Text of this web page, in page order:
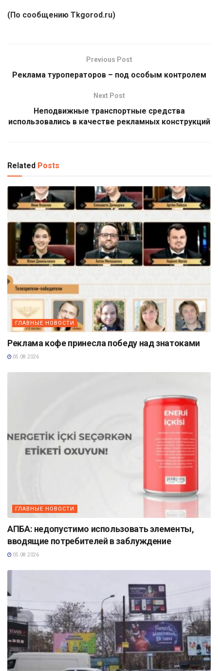
(По сообщению Tkgorod.ru)
Previous Post
Реклама туроператоров – под особым контролем
Next Post
Неподвижные транспортные средства
использовались в качестве рекламных конструкций
Related Posts
ГЛАВНЫЕ НОВОСТИ
Реклама кофе принесла победу над знатоками
05.08.2026
ГЛАВНЫЕ НОВОСТИ
АПБА: недопустимо использовать элементы,
вводящие потребителей в заблуждение
05.08.2026